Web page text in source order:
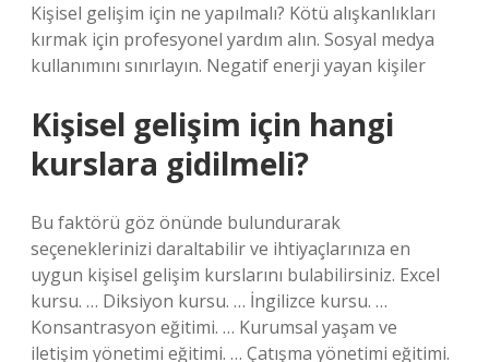
Kişisel gelişim için ne yapılmalı? Kötü alışkanlıkları
kırmak için profesyonel yardım alın. Sosyal medya
kullanımını sınırlayın. Negatif enerji yayan kişiler
Kişisel gelişim için hangi
kurslara gidilmeli?
Bu faktörü göz önünde bulundurarak
seçeneklerinizi daraltabilir ve ihtiyaçlarınıza en
uygun kişisel gelişim kurslarını bulabilirsiniz. Excel
kursu. … Diksiyon kursu. … İngilizce kursu. …
Konsantrasyon eğitimi. … Kurumsal yaşam ve
iletişim yönetimi eğitimi. … Çatışma yönetimi eğitimi.